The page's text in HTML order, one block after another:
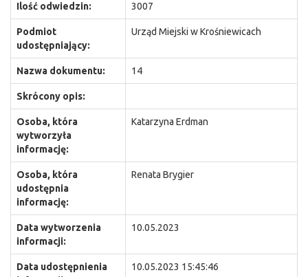
Ilość odwiedzin: 3007
Podmiot
udostępniający:
Urząd Miejski w Krośniewicach
Nazwa dokumentu: 14
Skrócony opis:
Osoba, która
wytworzyła
informację:
Katarzyna Erdman
Osoba, która
udostępnia
informację:
Renata Brygier
Data wytworzenia
informacji:
10.05.2023
Data udostępnienia
10.05.2023 15:45:46